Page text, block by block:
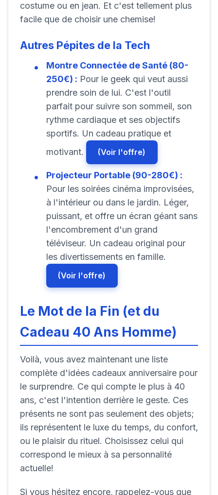
costume ou en jean. Et c'est tellement plus
facile que de choisir une chemise!
Autres Pépites de la Tech
Montre Connectée de Santé (80-
250€) : Pour le geek qui veut aussi
prendre soin de lui. C'est l'outil
parfait pour suivre son sommeil, son
rythme cardiaque et ses objectifs
sportifs. Un cadeau pratique et
motivant.
(Voir l'offre)
Projecteur Portable (90-280€) :
Pour les soirées cinéma improvisées,
à l'intérieur ou dans le jardin. Léger,
puissant, et offre un écran géant sans
l'encombrement d'un grand
téléviseur. Un cadeau original pour
les divertissements en famille.
(Voir l'offre)
Le Mot de la Fin (et du
Cadeau 40 Ans Homme)
Voilà, vous avez maintenant une liste
complète d'idées cadeaux anniversaire pour
le surprendre. Ce qui compte le plus à 40
ans, c'est l'intention derrière le geste. Ces
présents ne sont pas seulement des objets;
ils représentent le luxe du temps, du confort,
ou le plaisir du rituel. Choisissez celui qui
correspond le mieux à sa personnalité
actuelle!
Si vous hésitez encore, rappelez-vous que